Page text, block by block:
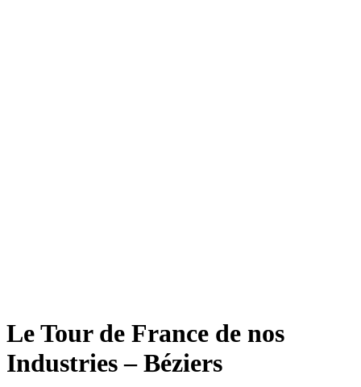
Le Tour de France de nos
Industries – Béziers